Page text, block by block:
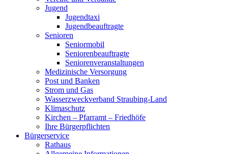
Jugend
Jugendtaxi
Jugendbeauftragte
Senioren
Seniormobil
Seniorenbeauftragte
Seniorenveranstaltungen
Medizinische Versorgung
Post und Banken
Strom und Gas
Wasserzweckverband Straubing-Land
Klimaschutz
Kirchen – Pfarramt – Friedhöfe
Ihre Bürgerpflichten
Bürgerservice
Rathaus